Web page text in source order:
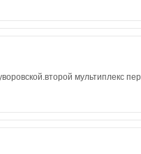
мультиплекс